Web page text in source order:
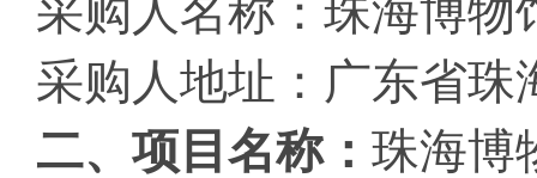
采购人地址：广东省
二、项目名称： 珠海博